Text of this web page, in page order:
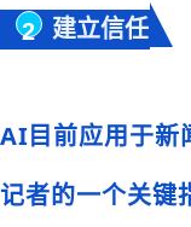
2 建立信任
AI目前应用于新
记者的一个关键